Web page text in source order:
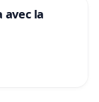
avec la